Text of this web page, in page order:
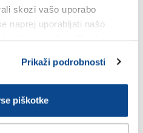
skozi vašo uporabo
naprej uporabljati našo
Prikaži podrobnosti
piškotke
ocenjujemo tudi na
in idealov, ki jih
si je radikalna desnica v
svobode in svobode
saj je ta zgodovinsko
strankam. Gre za
v naši družbi in
prišlo tudi zaradi